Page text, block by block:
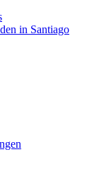
in Santiago